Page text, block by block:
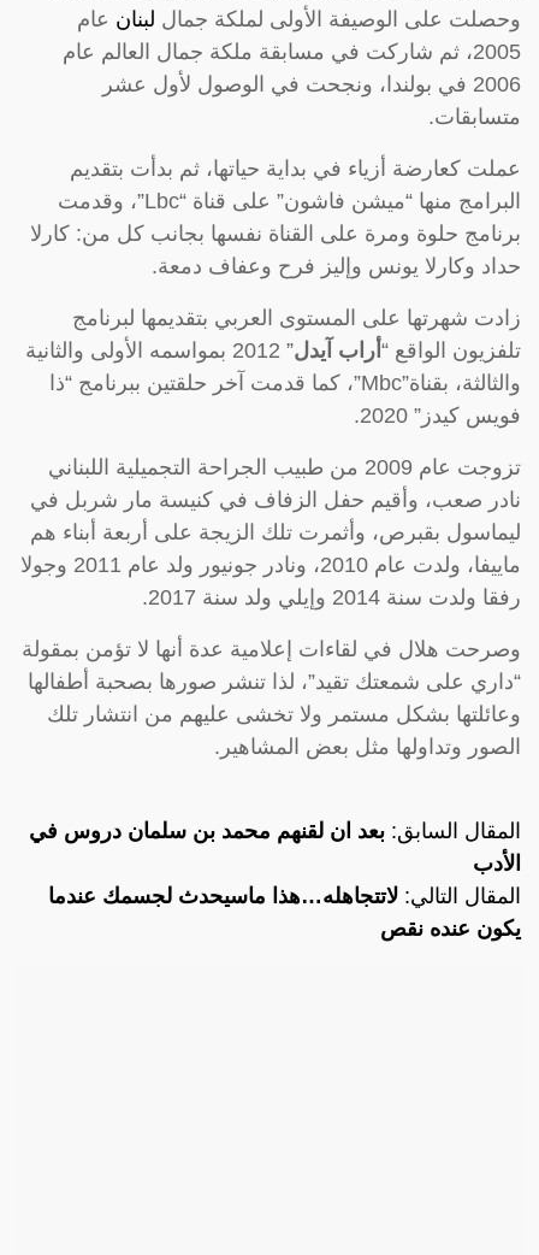
وحصلت على الوصيفة الأولى لملكة جمال لبنان عام
2005، ثم شاركت في مسابقة ملكة جمال العالم عام
2006 في بولندا، ونجحت في الوصول لأول عشر
متسابقات.
عملت كعارضة أزياء في بداية حياتها، ثم بدأت بتقديم
البرامج منها “ميشن فاشون” على قناة “Lbc”، وقدمت
برنامج حلوة ومرة على القناة نفسها بجانب كل من: كارلا
حداد وكارلا يونس وإليز فرح وعفاف دمعة.
زادت شهرتها على المستوى العربي بتقديمها لبرنامج
تلفزيون الواقع “أراب آيدل
” 2012 بمواسمه الأولى والثانية
والثالثة، بقناة”Mbc”، كما قدمت آخر حلقتين ببرنامج “ذا
فويس كيدز” 2020.
تزوجت عام 2009 من طبيب الجراحة التجميلية اللبناني
نادر صعب، وأقيم حفل الزفاف في كنيسة مار شربل في
ليماسول بقبرص، وأثمرت تلك الزيجة على أربعة أبناء هم
ماييفا، ولدت عام 2010، ونادر جونيور ولد عام 2011 وجولا
رفقا ولدت سنة 2014 وإيلي ولد سنة 2017.
وصرحت هلال في لقاءات إعلامية عدة أنها لا تؤمن بمقولة
“داري على شمعتك تقيد”، لذا تنشر صورها بصحبة أطفالها
وعائلتها بشكل مستمر ولا تخشى عليهم من انتشار تلك
الصور وتداولها مثل بعض المشاهير.
المقال السابق: بعد ان لقنهم محمد بن سلمان دروس في
الأدب
المقال التالي: لاتتجاهله…هذا ماسيحدث لجسمك عندما
يكون عنده نقص